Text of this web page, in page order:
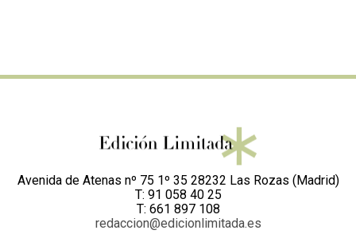
Avenida de Atenas nº 75 1º 35 28232 Las Rozas (Madrid)
T: 91 058 40 25
T: 661 897 108
redaccion@edicionlimitada.es